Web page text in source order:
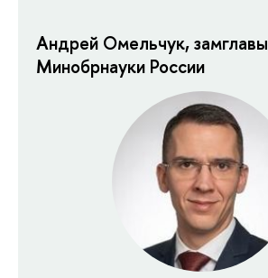
Андрей Омельчук, замглавы
Минобрнауки России